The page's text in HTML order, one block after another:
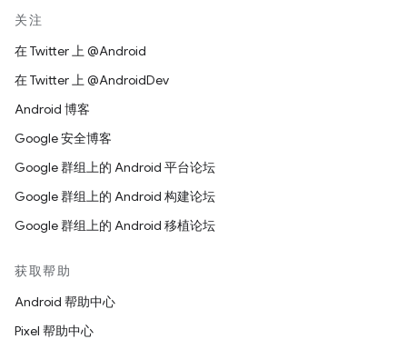
关注
在 Twitter 上 @Android
在 Twitter 上 @AndroidDev
Android 博客
Google 安全博客
Google 群组上的 Android 平台论坛
Google 群组上的 Android 构建论坛
Google 群组上的 Android 移植论坛
获取帮助
Android 帮助中心
Pixel 帮助中心